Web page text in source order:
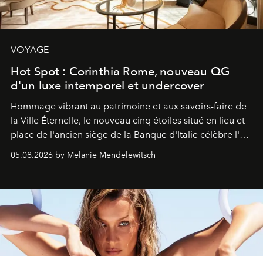
VOYAGE
Hot Spot : Corinthia Rome, nouveau QG
d'un luxe intemporel et undercover
Hommage vibrant au patrimoine et aux savoirs-faire de
la Ville Éternelle, le nouveau cinq étoiles situé en lieu et
place de l'ancien siège de la Banque d'Italie célèbre l'art
de vivre Romain dans toute son élégance intemporelle.
05.08.2026 by Melanie Mendelewitsch